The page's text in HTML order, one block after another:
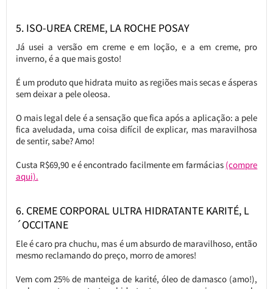
5. ISO-UREA CREME, LA ROCHE POSAY
Já usei a versão em creme e em loção, e a em creme, pro
inverno, é a que mais gosto!
É um produto que hidrata muito as regiões mais secas e ásperas
sem deixar a pele oleosa.
O mais legal dele é a sensação que fica após a aplicação: a pele
fica aveludada, uma coisa difícil de explicar, mas maravilhosa
de sentir, sabe? Amo!
Custa R$69,90 e é encontrado facilmente em farmácias (compre
aqui).
6. CREME CORPORAL ULTRA HIDRATANTE KARITÉ, L
´OCCITANE
Ele é caro pra chuchu, mas é um absurdo de maravilhoso, então
mesmo reclamando do preço, morro de amores!
Vem com 25% de manteiga de karité, óleo de damasco (amo!),